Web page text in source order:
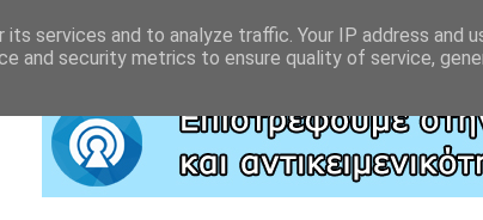
services and to analyze traffic. Your IP address and
and security metrics to ensure quality of service,